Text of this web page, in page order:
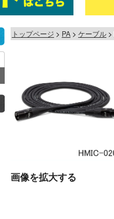
トップページ PA ケーブル
画像を拡大する